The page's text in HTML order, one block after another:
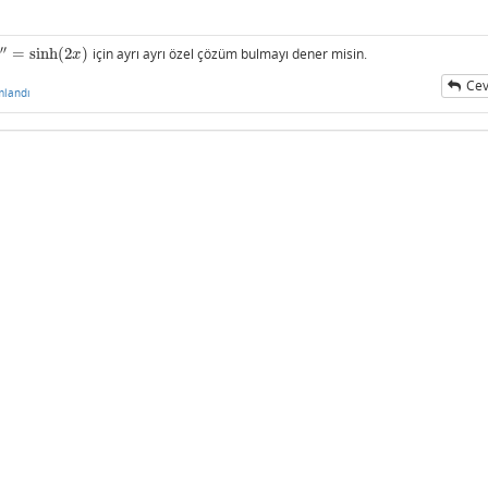
′′ = sinh(2x)
2 x) için ayrı ayrı özel çözüm bulmayı dener misin.